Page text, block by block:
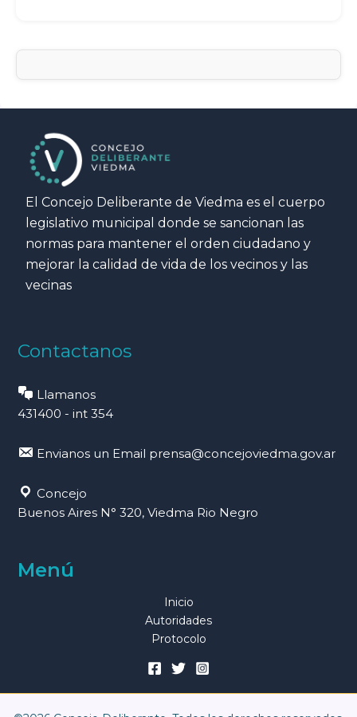
El Concejo Deliberante de Viedma es el cuerpo
legislativo municipal donde se sancionan las
normas para mantener el orden ciudadano y
mejorar la calidad de vida de los vecinos y las
vecinas
Contactanos
Llamanos
431400 - int 354
Envianos un Email prensa@concejoviedma.gov.ar
Concejo
Buenos Aires N° 320, Viedma Rio Negro
Menú
Inicio
Autoridades
Protocolo